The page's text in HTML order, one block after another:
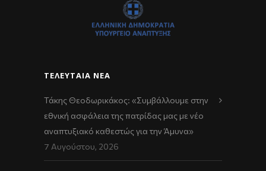
ΤΕΛΕΥΤΑΊΑ ΝΈΑ
Τάκης Θεοδωρικάκος: «Συμβάλλουμε στην
εθνική ασφάλεια της πατρίδας μας με νέο
αναπτυξιακό καθεστώς για την Άμυνα»
7 Αυγούστου, 2026